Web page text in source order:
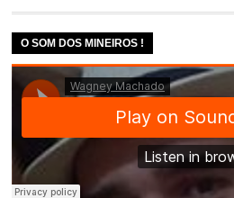
O SOM DOS MINEIROS !